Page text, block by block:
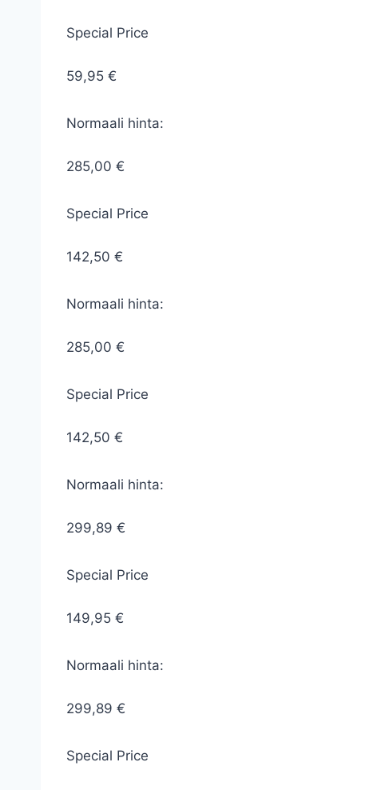
Special Price
59,95 €
Normaali hinta:
285,00 €
Special Price
142,50 €
Normaali hinta:
285,00 €
Special Price
142,50 €
Normaali hinta:
299,89 €
Special Price
149,95 €
Normaali hinta:
299,89 €
Special Price